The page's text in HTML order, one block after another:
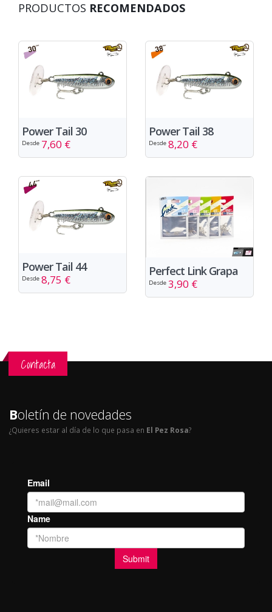
PRODUCTOS RECOMENDADOS
Power Tail 30
Desde 7,60 €
Power Tail 38
Desde 8,20 €
Power Tail 44
Desde 8,75 €
Perfect Link Grapa
Desde 3,90 €
Contacta
Boletín de novedades
¿Quieres estar al día de lo que pasa en El Pez Rosa?